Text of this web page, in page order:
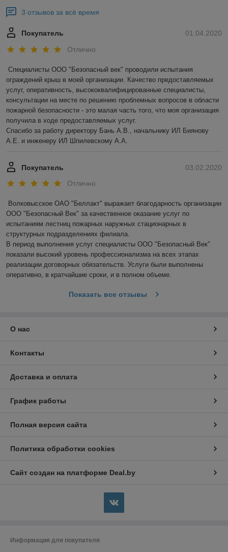
3 отзывов за всё время
01.04.2020
Покупатель
Отлично
Специалисты ООО "Безопасный век" проводили испытания
ограждений крыш в моей организации. Качество предоставляемых
услуг, оперативность, высококвалифицированные специалисты,
консультации на месте по решению проблемных вопросов в области
пожарной безопасности - это малая часть того, что моя организация
получила в ходе предоставляемых услуг.
Спасибо за работу директору Бань А.В., начальнику ИЛ Биянову
А.Е. и инженеру ИЛ Шпилевскому А.А.
03.02.2020
Покупатель
Отлично
Волковысское ОАО "Беллакт" выражает благодарность организации
ООО "Безопасный Век" за качественное оказание услуг по
испытаниям лестниц пожарных наружных стационарных в
структурных подразделениях филиала.
В период выполнения услуг специалисты ООО "Безопасный Век"
показали высокий уровень профессионализма на всех этапах
реализации договорных обязательств. Услуги были выполнены
оперативно, в кратчайшие сроки, и в полном объеме.
Показать все отзывы
О нас
Контакты
Доставка и оплата
График работы
Полная версия сайта
Политика обработки cookies
Сайт создан на платформе Deal.by
Информация для покупателя